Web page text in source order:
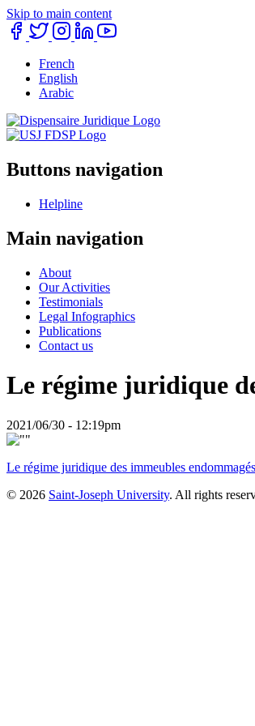
Skip to main content
French
English
Arabic
Buttons navigation
Helpline
Main navigation
About
Our Activities
Testimonials
Legal Infographics
Publications
Contact us
Le régime juridique
2021/06/30 - 12:19pm
Le régime juridique des immeubles
© 2026 Saint-Joseph University. All rights